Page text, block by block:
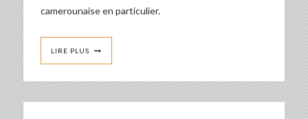
camerounaise en particulier.
LIRE PLUS